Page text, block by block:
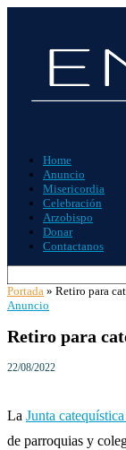
Home
Anuncio
Misericordia
Celebración
Arzobispo
Donar
Contactanos
Portada » Retiro para
Anuncio
Retiro para
22/08/2022
La Junta
de parroquias y